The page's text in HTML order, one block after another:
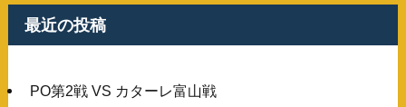
最近の投稿
PO第2戦 VS カターレ富山戦